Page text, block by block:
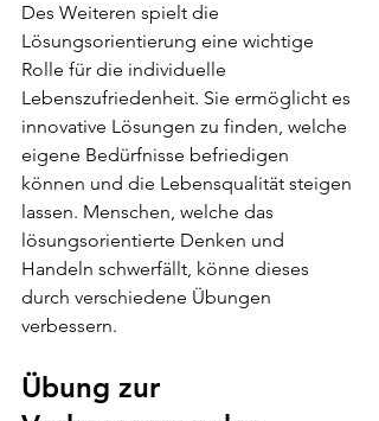
Des Weiteren spielt die
Lösungsorientierung eine wichtige
Rolle für die individuelle
Lebenszufriedenheit. Sie ermöglicht es
innovative Lösungen zu finden, welche
eigene Bedürfnisse befriedigen
können und die Lebensqualität steigen
lassen. Menschen, welche das
lösungsorientierte Denken und
Handeln schwerfällt, könne dieses
durch verschiedene Übungen
verbessern.
Übung zur